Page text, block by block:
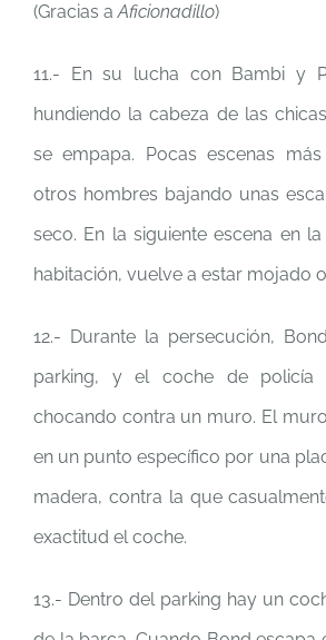
(Gracias aAficionadillo)
11.- En su lucha con Bambi y
hundiendo la cabeza de las
se empapa. Pocas escenas
otros hombres bajando unas
seco. En la siguiente escena en
habitación, vuelve a estar mojado
12.- Durante la persecución,
parking, y el coche de policía
chocando contra un muro. El
en un punto específico por una
madera, contra la que
exactitud el coche.
13.- Dentro del parking hay un